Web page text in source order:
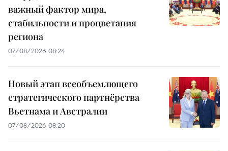
важный фактор мира,
стабильности и процветания
региона
07/08/2026 08:24
Новый этап всеобъемлющего
стратегического партнёрства
Вьетнама и Австралии
07/08/2026 08:20